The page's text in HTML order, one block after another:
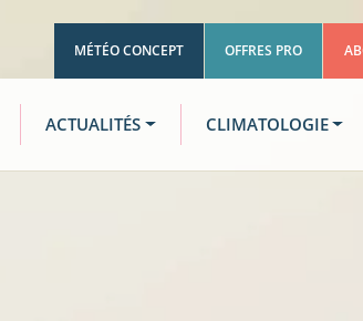
MÉTÉO CONCEPT OFFRES PRO
ACTUALITÉS CLIMATOLOGIE